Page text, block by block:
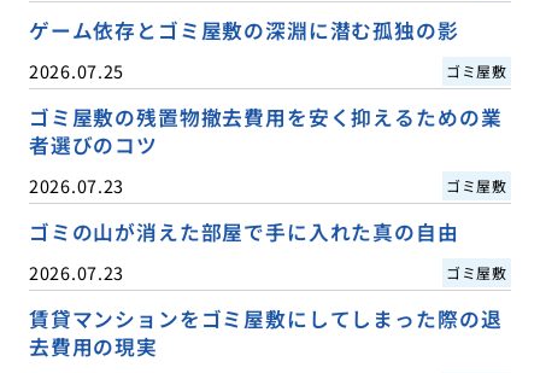
ゲーム依存とゴミ屋敷の深淵に潜む孤独の影
2026.07.25 ゴミ屋敷
ゴミ屋敷の残置物撤去費用を安く抑えるための業
者選びのコツ
2026.07.23 ゴミ屋敷
ゴミの山が消えた部屋で手に入れた真の自由
2026.07.23 ゴミ屋敷
賃貸マンションをゴミ屋敷にしてしまった際の退
去費用の現実